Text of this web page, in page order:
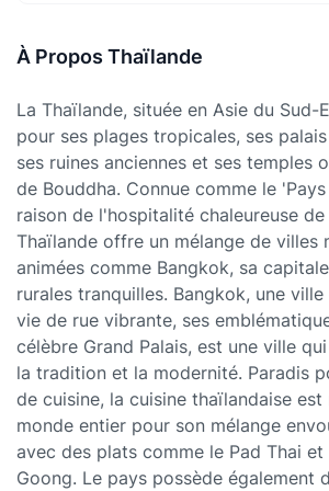
À Propos Thaïlande
La Thaïlande, située en Asie du Sud-
pour ses plages tropicales, ses
ses ruines anciennes et ses temples
de Bouddha. Connue comme le
raison de l'hospitalité chaleureuse
Thaïlande offre un mélange de villes
animées comme Bangkok, sa
rurales tranquilles. Bangkok, une
vie de rue vibrante, ses
célèbre Grand Palais, est une ville
la tradition et la modernité. Paradis
de cuisine, la cuisine thaïlandaise
monde entier pour son mélange
avec des plats comme le Pad Thai et
Goong. Le pays possède également